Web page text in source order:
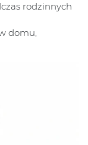
rodzinnych
domu,